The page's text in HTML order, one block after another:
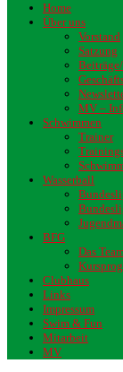
Home
Über uns
Vorstand
Satzung
MV –
Schwimmen
Trainer
Wasserball
BFG
Das
Clubhaus
Links
Impressum
Swim & Fun
Mitarbeit
MV